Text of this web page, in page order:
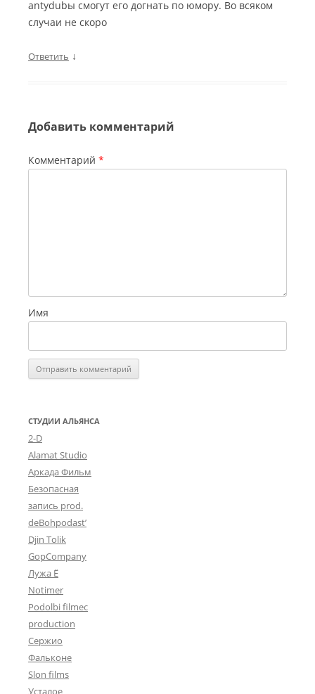
antydubы смогут его догнать по юмору. Во всяком
случаи не скоро
Ответить ↓
Добавить комментарий
Комментарий *
Имя
СТУДИИ АЛЬЯНСА
2-D
Alamat Studio
Аркада Фильм
Безопасная
запись prod.
deBohpodast’
Djin Tolik
GopCompany
Лужа Ё
Notimer
Podolbi filmec
production
Сержио
Фальконе
Slon films
Усталое